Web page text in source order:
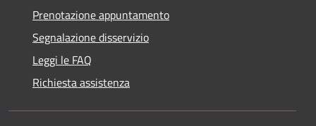
Prenotazione appuntamento
Segnalazione disservizio
Leggi le FAQ
Richiesta assistenza